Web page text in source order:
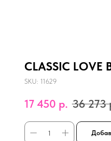
CLASSIC LOVE
SKU: 11629
17 450 р. 36 273